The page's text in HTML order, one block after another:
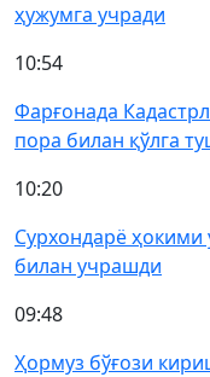
ҳужумга учради
10:54
Фарғонада
пора билан қўлга
10:20
Сурхондарё
билан учрашди
09:48
Ҳормуз бўғози